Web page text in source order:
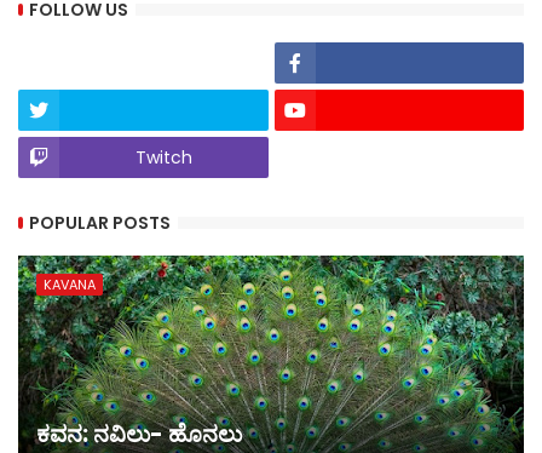
FOLLOW US
Twitch
POPULAR POSTS
KAVANA
ಕವನ: ನವಿಲು- ಹೊನಲು